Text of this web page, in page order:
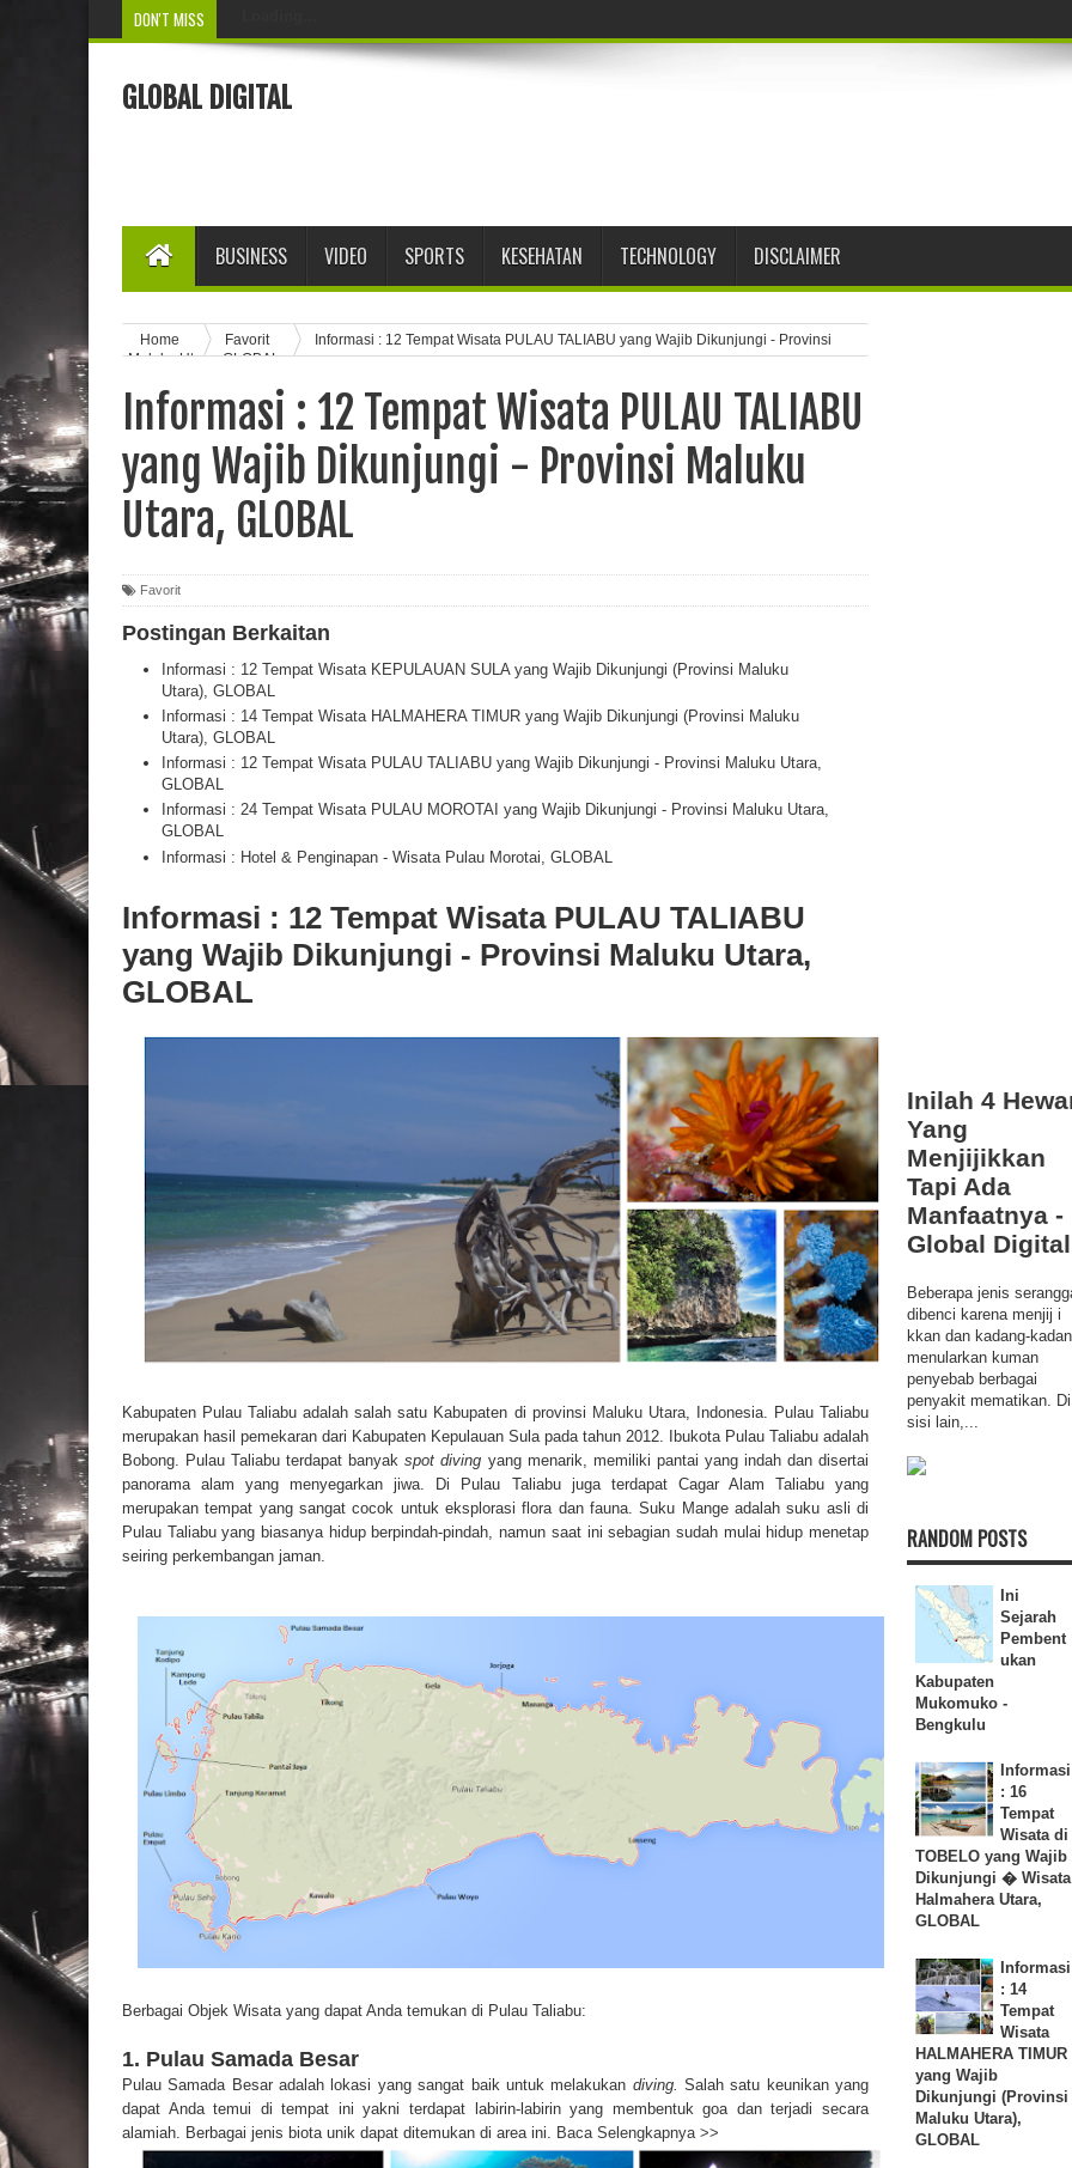
DON'T MISS
GLOBAL DIGITAL
BUSINESS VIDEO SPORTS KESEHATAN TECHNOLOGY DISCLAIMER
Inilah 4
Yang
Menjijikkan
Tapi Ada
Manfaatnya -
Global Digital
Beberapa jenis
dibenci karena menjij i
kkan dan kadang-
menularkan kuman
penyebab berbagai
penyakit mematikan. Di
sisi lain,...
RANDOM POSTS
Ini
Sejarah
Pembent
ukan
Kabupaten
Mukomuko -
Bengkulu
Informasi
: 16
Tempat
Wisata di
TOBELO yang Wajib
Dikunjungi � Wisata
Halmahera Utara,
GLOBAL
Informasi
: 14
Tempat
Wisata
HALMAHERA TIMUR
yang Wajib
Dikunjungi (Provinsi
Maluku Utara),
GLOBAL
Home Favorit
Informasi : 12 Tempat Wisata PULAU TALIABU yang Wajib Dikunjungi - Provinsi
Maluku Utara, GLOBAL
Informasi : 12 Tempat Wisata PULAU TALIABU
yang Wajib Dikunjungi - Provinsi Maluku
Utara, GLOBAL
Favorit
Postingan Berkaitan
Informasi : 12 Tempat Wisata KEPULAUAN SULA yang Wajib Dikunjungi (Provinsi Maluku
Utara), GLOBAL
Informasi : 14 Tempat Wisata HALMAHERA TIMUR yang Wajib Dikunjungi (Provinsi Maluku
Utara), GLOBAL
Informasi : 12 Tempat Wisata PULAU TALIABU yang Wajib Dikunjungi - Provinsi Maluku Utara,
GLOBAL
Informasi : 24 Tempat Wisata PULAU MOROTAI yang Wajib Dikunjungi - Provinsi Maluku Utara,
GLOBAL
Informasi : Hotel & Penginapan - Wisata Pulau Morotai, GLOBAL
Informasi : 12 Tempat Wisata PULAU TALIABU
yang Wajib Dikunjungi - Provinsi Maluku Utara,
GLOBAL
Kabupaten Pulau Taliabu adalah salah satu Kabupaten di provinsi Maluku Utara, Indonesia. Pulau Taliabu
merupakan hasil pemekaran dari Kabupaten Kepulauan Sula pada tahun 2012. Ibukota Pulau Taliabu adalah
Bobong. Pulau Taliabu terdapat banyakspot diving yang menarik, memiliki pantai yang indah dan disertai
panorama alam yang menyegarkan jiwa. Di Pulau Taliabu juga terdapat Cagar Alam Taliabu yang
merupakan tempat yang sangat cocok untuk eksplorasi flora dan fauna. Suku Mange adalah suku asli di
Pulau Taliabu yang biasanya hidup berpindah-pindah, namun saat ini sebagian sudah mulai hidup menetap
seiring perkembangan jaman.
Berbagai Objek Wisata yang dapat Anda temukan di Pulau Taliabu:
1. Pulau Samada Besar
Pulau Samada Besar adalah lokasi yang sangat baik untuk melakukan diving. Salah satu keunikan yang
dapat Anda temui di tempat ini yakni terdapat labirin-labirin yang membentuk goa dan terjadi secara
alamiah. Berbagai jenis biota unik dapat ditemukan di area ini.
Baca Selengkapnya >>